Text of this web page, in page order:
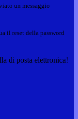
un messaggio
il reset della password
di posta elettronica!